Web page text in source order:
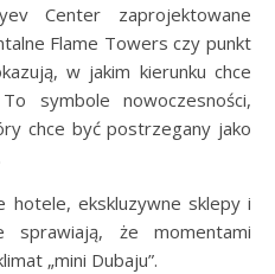
Center zaprojektowane
Flame Towers czy punkt
w jakim kierunku chce
symbole nowoczesności,
chce być postrzegany jako
hotele, ekskluzywne sklepy i
sprawiają, że momentami
„mini Dubaju”.